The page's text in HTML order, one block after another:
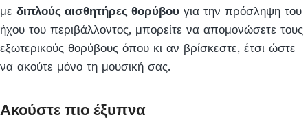
με διπλούς αισθητήρες θορύβου για την πρόσληψη του
ήχου του περιβάλλοντος, μπορείτε να απομονώσετε τους
εξωτερικούς θορύβους όπου κι αν βρίσκεστε, έτσι ώστε
να ακούτε μόνο τη μουσική σας.
Ακούστε πιο έξυπνα